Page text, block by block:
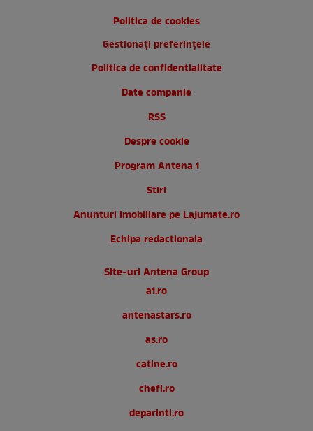
Politica de cookies
Gestionați preferințele
Politica de confidentialitate
Date companie
RSS
Despre cookie
Program Antena 1
Stiri
Anunturi imobiliare pe Lajumate.ro
Echipa redactionala
Site-uri Antena Group
a1.ro
antenastars.ro
as.ro
catine.ro
chefi.ro
deparinti.ro